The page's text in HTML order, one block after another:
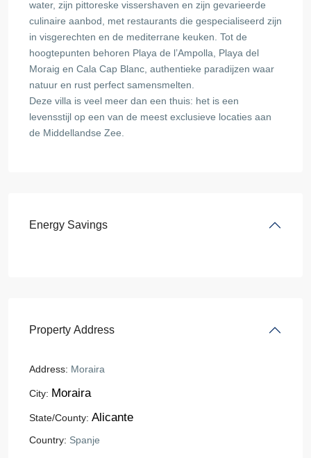
water, zijn pittoreske vissershaven en zijn gevarieerde
culinaire aanbod, met restaurants die gespecialiseerd zijn
in visgerechten en de mediterrane keuken. Tot de
hoogtepunten behoren Playa de l’Ampolla, Playa del
Moraig en Cala Cap Blanc, authentieke paradijzen waar
natuur en rust perfect samensmelten.
Deze villa is veel meer dan een thuis: het is een
levensstijl op een van de meest exclusieve locaties aan
de Middellandse Zee.
Energy Savings
Property Address
Address: Moraira
City: Moraira
State/County: Alicante
Country: Spanje